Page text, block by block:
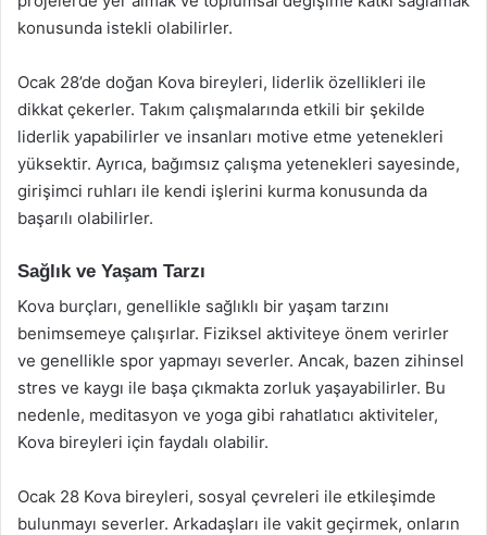
konusunda istekli olabilirler.
Ocak 28’de doğan Kova bireyleri, liderlik özellikleri ile
dikkat çekerler. Takım çalışmalarında etkili bir şekilde
liderlik yapabilirler ve insanları motive etme yetenekleri
yüksektir. Ayrıca, bağımsız çalışma yetenekleri sayesinde,
girişimci ruhları ile kendi işlerini kurma konusunda da
başarılı olabilirler.
Sağlık ve Yaşam Tarzı
Kova burçları, genellikle sağlıklı bir yaşam tarzını
benimsemeye çalışırlar. Fiziksel aktiviteye önem verirler
ve genellikle spor yapmayı severler. Ancak, bazen zihinsel
stres ve kaygı ile başa çıkmakta zorluk yaşayabilirler. Bu
nedenle, meditasyon ve yoga gibi rahatlatıcı aktiviteler,
Kova bireyleri için faydalı olabilir.
Ocak 28 Kova bireyleri, sosyal çevreleri ile etkileşimde
bulunmayı severler. Arkadaşları ile vakit geçirmek, onların